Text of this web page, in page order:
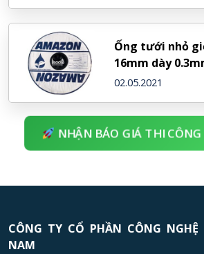
Ống tưới nhỏ
16mm dày
20cm
02.05.2021
NHẬN BÁO GIÁ THI
CÔNG TY CỔ PHẦN CÔNG NGHỆ
NAM